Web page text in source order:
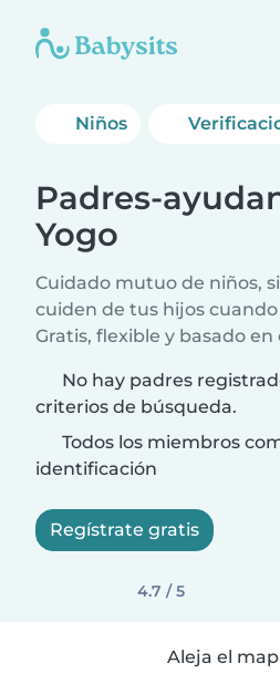
Niños
Padres-
Yogo
Cuidado mutuo de niños,
cuiden de tus hijos
Gratis, flexible y basado en
No hay padres
criterios de búsqueda.
Todos los miembros
identificación
Regístrate gratis
4.7 / 5
Aleja el